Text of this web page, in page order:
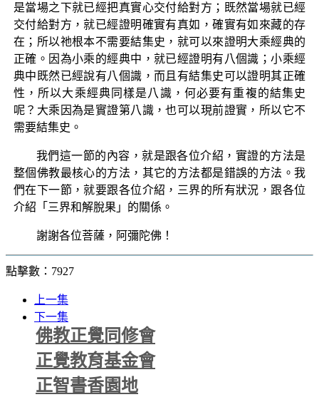
是當場之下就已經把真實心交付給對方；既然當場就已經
交付給對方，就已經證明確實有真如，確實有如來藏的存
在；所以祂根本不需要結集史，就可以來證明大乘經典的
正確。因為小乘的經典中，就已經證明有八個識；小乘經
典中既然已經說有八個識，而且有結集史可以證明其正確
性，所以大乘經典同樣是八識，何必要有重複的結集史
呢？大乘因為是實證第八識，也可以現前證實，所以它不
需要結集史。
我們這一節的內容，就是跟各位介紹，實證的方法是
整個佛教最核心的方法，其它的方法都是錯誤的方法。我
們在下一節，就要跟各位介紹，三界的所有狀況，跟各位
介紹「三界和解脫果」的關係。
謝謝各位菩薩，阿彌陀佛！
點擊數：7927
上一集
下一集
佛教正覺同修會
正覺教育基金會
正智書香園地